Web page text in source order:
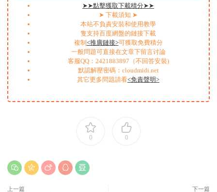
➤➤點擊獲取下載積分➤➤
➤ 下載須知 ➤
本站不負責安裝和使用教學
隻支持百度網盤的鏈接下載
複制 <推廣鏈接>可獲取免費積分
一般問題可直接在文章下留言讨論
客服QQ：2421883897（不回答安裝)
默認解壓密碼：cloudmidi.net
其它更多問題請看<免責聲明>
0 0
上一篇 下一篇